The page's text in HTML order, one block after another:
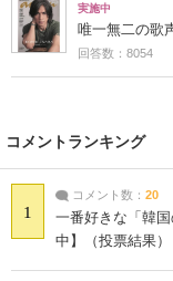
実施中
唯一無二の歌
回答数：8054
コメントランキング
1
コメント数： 20
一番好きな「韓
中】（投票結果